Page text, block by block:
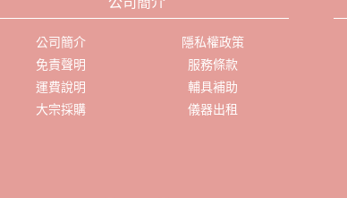
公司簡介
隱私權政策
免責聲明
服務條款
運費說明
輔具補助
大宗採購
儀器出租